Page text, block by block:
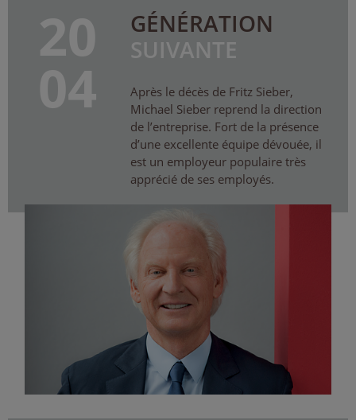
20
04
GÉNÉRATION
SUIVANTE
Après le décès de Fritz Sieber,
Michael Sieber reprend la direction
de l’entreprise. Fort de la présence
d’une excellente équipe dévouée, il
est un employeur populaire très
apprécié de ses employés.